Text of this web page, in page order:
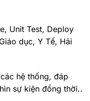
Unit Test, Deploy
dục, Y Tế, Hải
hệ thống, đáp
sự kiện đồng thời..